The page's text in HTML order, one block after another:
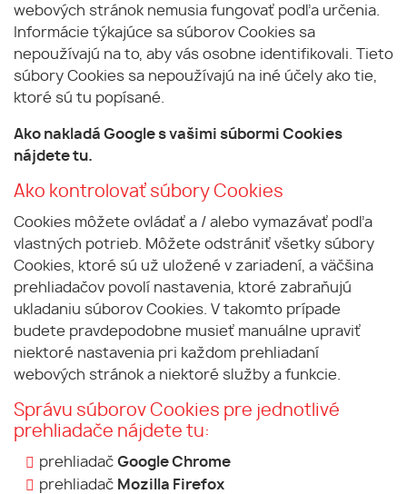
webových stránok nemusia fungovať podľa určenia.
Informácie týkajúce sa súborov Cookies sa
nepoužívajú na to, aby vás osobne identifikovali. Tieto
súbory Cookies sa nepoužívajú na iné účely ako tie,
ktoré sú tu popísané.
Ako nakladá Google s vašimi súbormi Cookies
nájdetetu.
Ako kontrolovať súbory Cookies
Cookies môžete ovládať a / alebo vymazávať podľa
vlastných potrieb. Môžete odstrániť všetky súbory
Cookies, ktoré sú už uložené v zariadení, a väčšina
prehliadačov povolí nastavenia, ktoré zabraňujú
ukladaniu súborov Cookies. V takomto prípade
budete pravdepodobne musieť manuálne upraviť
niektoré nastavenia pri každom prehliadaní
webových stránok a niektoré služby a funkcie.
Správu súborov Cookies pre jednotlivé
prehliadače nájdete tu:
prehliadač Google Chrome
prehliadač Mozilla Firefox